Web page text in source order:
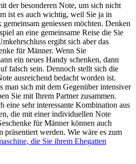
der besonderen Note, um sich nicht
ist es auch wichtig, weil Sie ja in
geniessen möchten. Denken
an eine gemeinsame Reise die Sie
ergibt sich aber das
für Männer. Wenn Sie
ein neues Handy schenken, dann
falsch sein. Dennoch stellt sich die
ausreichend bedacht worden ist.
man sich mit dem Gegenüber intensiver
Sie mit Ihrem Partner zusammen.
eine sehr interessante Kombination aus
die mit einer individuellen Note
für Männer können auch
präsentiert werden. Wie wäre es zum
die Sie ihrem Ehegatten